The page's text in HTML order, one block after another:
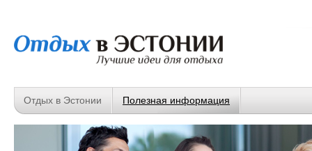
Отдых в Эстонии Полезная информация